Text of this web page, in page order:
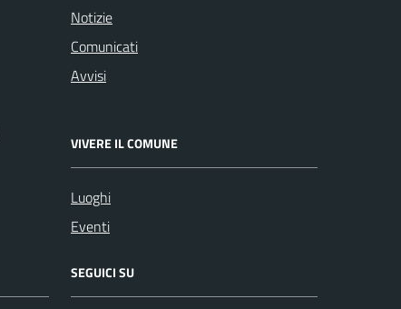
Notizie
Comunicati
Avvisi
VIVERE IL COMUNE
Luoghi
Eventi
SEGUICI SU